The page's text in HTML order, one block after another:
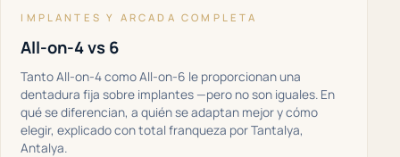
IMPLANTES Y ARCADA COMPLETA
All-on-4 vs 6
Tanto All-on-4 como All-on-6 le proporcionan una
dentadura fija sobre implantes —pero no son iguales. En
qué se diferencian, a quién se adaptan mejor y cómo
elegir, explicado con total franqueza por Tantalya,
Antalya.